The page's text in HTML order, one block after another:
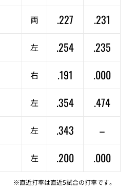
両 .227 .231
左 .254 .235
右 .191 .000
左 .354 .474
左 .343 –
左 .200 .000
※直近打率は直近5試合の打率です。